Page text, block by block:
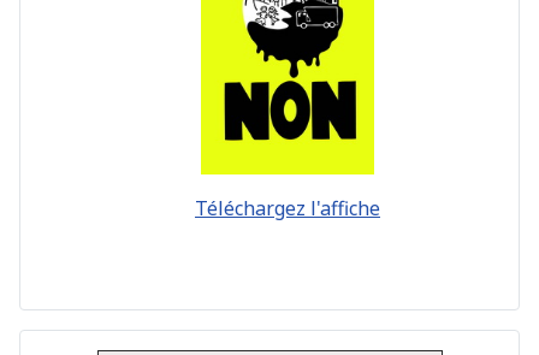
Téléchargez l'affiche